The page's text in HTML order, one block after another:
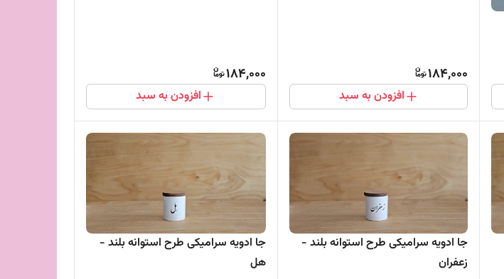
184,000
افزودن به سبد
184,000
افزودن به سبد
جا ادویه سرامیکی طرح استوانه بلند -
زعفران
جا ادویه سرامیکی طرح استوانه بلند -
هل